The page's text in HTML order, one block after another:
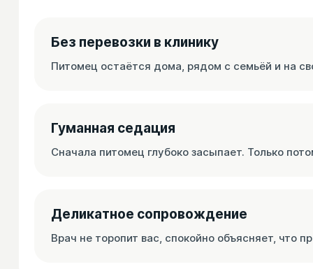
Без перевозки в клинику
Питомец остаётся дома, рядом с семьёй и на
Гуманная седация
Сначала питомец глубоко засыпает. Только
Деликатное сопровождение
Врач не торопит вас, спокойно объясняет, что